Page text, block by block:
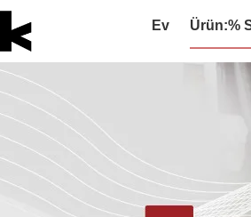
Ev Ürün:%